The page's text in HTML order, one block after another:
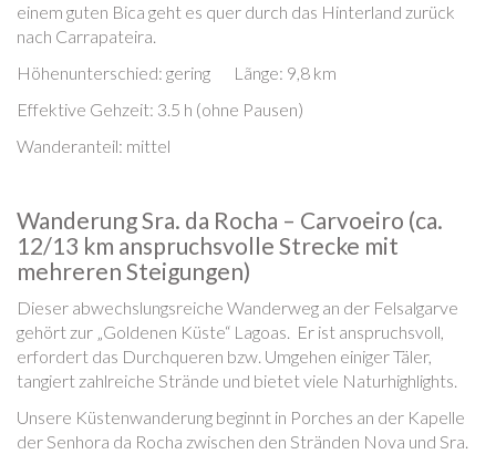
einem guten Bica geht es quer durch das Hinterland zurück
nach Carrapateira.
Höhenunterschied: gering Lãnge: 9,8 km
Effektive Gehzeit: 3.5 h (ohne Pausen)
Wanderanteil: mittel
Wanderung Sra. da Rocha – Carvoeiro (ca.
12/13 km anspruchsvolle Strecke mit
mehreren Steigungen)
Dieser abwechslungsreiche Wanderweg an der Felsalgarve
gehört zur „Goldenen Küste“ Lagoas. Er ist anspruchsvoll,
erfordert das Durchqueren bzw. Umgehen einiger Täler,
tangiert zahlreiche Strände und bietet viele Naturhighlights.
Unsere Küstenwanderung beginnt in Porches an der Kapelle
der Senhora da Rocha zwischen den Stränden Nova und Sra.